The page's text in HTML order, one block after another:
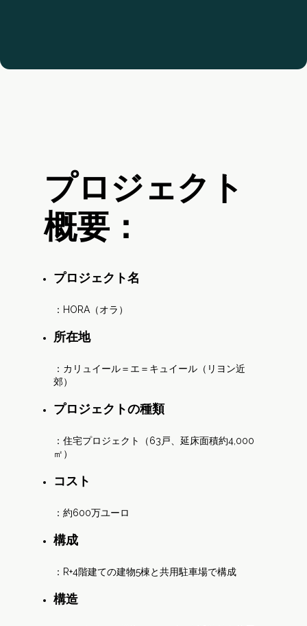
プロジェクト
概要：
プロジェクト名
：HORA（オラ）
所在地
：カリュイール＝エ＝キュイール（リヨン近
郊）
プロジェクトの種類
：住宅プロジェクト（63戸、延床面積約4,000
㎡）
コスト
：約600万ユーロ
構成
：R+4階建ての建物5棟と共用駐車場で構成
構造